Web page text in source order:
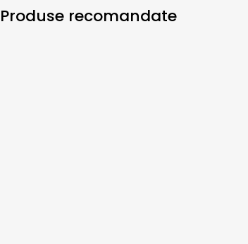
Produse recomandate